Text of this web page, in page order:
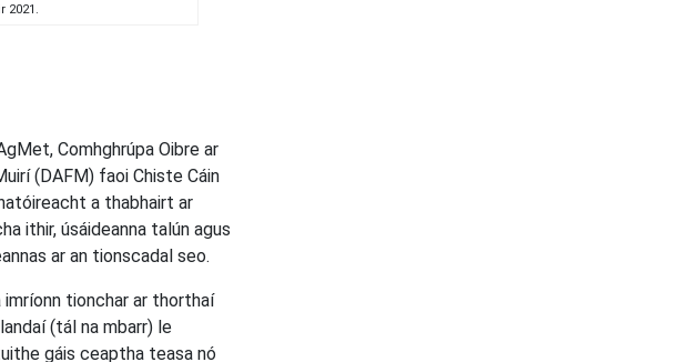
2021.
Comhghrúpa Oibre ar
(DAFM) faoi Chiste Cáin
a thabhairt ar
ithir, úsáideanna talún agus
ar an tionscadal seo.
tionchar ar thorthaí
(tál na mbarr) le
gáis ceaptha teasa nó